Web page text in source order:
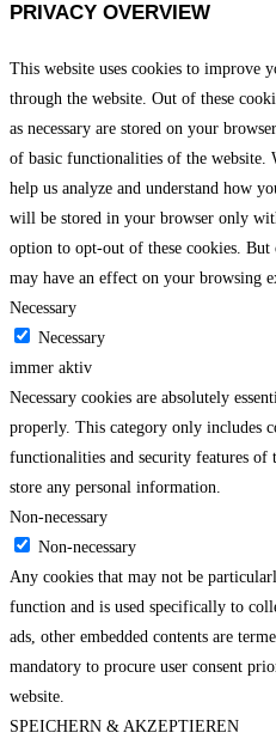
PRIVACY OVERVIEW
This website uses cookies to improve
through the website. Out of these
as necessary are stored on your
of basic functionalities of the website.
help us analyze and understand how
will be stored in your browser only
option to opt-out of these cookies.
may have an effect on your browsing
Necessary
Necessary
immer aktiv
Necessary cookies are absolutely
properly. This category only includes
functionalities and security features of
store any personal information.
Non-necessary
Non-necessary
Any cookies that may not be
function and is used specifically to
ads, other embedded contents are
mandatory to procure user consent
website.
SPEICHERN & AKZEPTIEREN